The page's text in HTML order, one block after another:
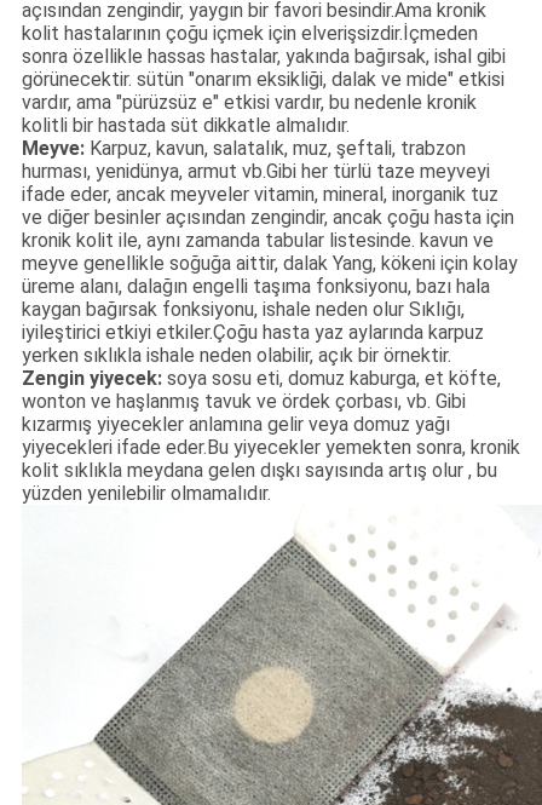
açısından zengindir, yaygın bir favori besindir.Ama kronik
kolit hastalarının çoğu içmek için elverişsizdir.İçmeden
sonra özellikle hassas hastalar, yakında bağırsak, ishal gibi
görünecektir. sütün "onarım eksikliği, dalak ve mide" etkisi
vardır, ama "pürüzsüz e" etkisi vardır, bu nedenle kronik
kolitli bir hastada süt dikkatle almalıdır.
Meyve:Karpuz, kavun, salatalık, muz, şeftali, trabzon
hurması, yenidünya, armut vb.Gibi her türlü taze meyveyi
ifade eder, ancak meyveler vitamin, mineral, inorganik tuz
ve diğer besinler açısından zengindir, ancak çoğu hasta için
kronik kolit ile, aynı zamanda tabular listesinde. kavun ve
meyve genellikle soğuğa aittir, dalak Yang, kökeni için kolay
üreme alanı, dalağın engelli taşıma fonksiyonu, bazı hala
kaygan bağırsak fonksiyonu, ishale neden olur Sıklığı,
iyileştirici etkiyi etkiler.Çoğu hasta yaz aylarında karpuz
yerken sıklıkla ishale neden olabilir, açık bir örnektir.
Zengin yiyecek:soya sosu eti, domuz kaburga, et köfte,
wonton ve haşlanmış tavuk ve ördek çorbası, vb. Gibi
kızarmış yiyecekler anlamına gelir veya domuz yağı
yiyecekleri ifade eder.Bu yiyecekler yemekten sonra, kronik
kolit sıklıkla meydana gelen dışkı sayısında artış olur , bu
yüzden yenilebilir olmamalıdır.